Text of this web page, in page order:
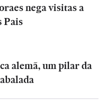
nega visitas a
Pais
alemã, um pilar da